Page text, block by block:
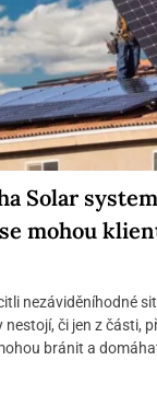
Solar
mohou
nezáviděníhodné
či jen z části,
bránit a